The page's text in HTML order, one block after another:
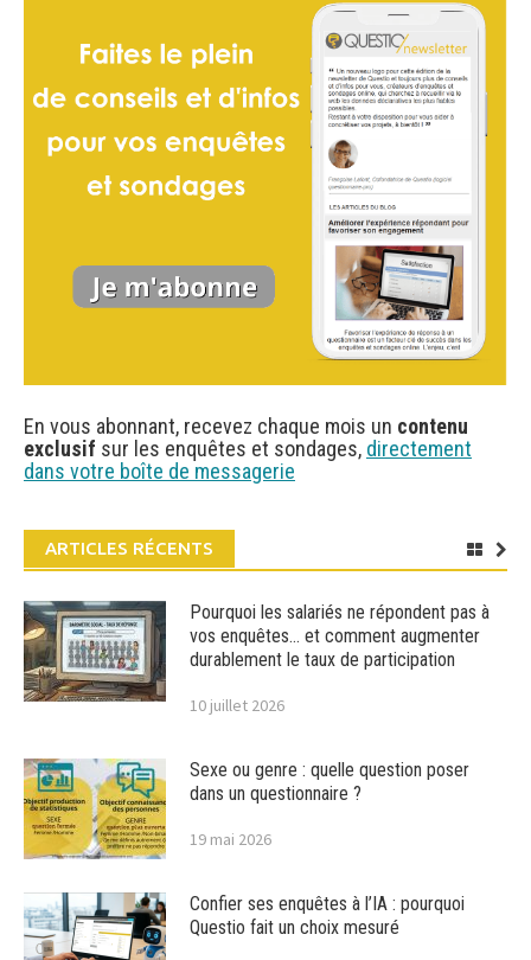
En vous abonnant, recevez chaque mois un contenu
exclusif sur les enquêtes et sondages, directement
dans votre boîte de messagerie
ARTICLES RÉCENTS
Pourquoi les salariés ne répondent pas à
vos enquêtes… et comment augmenter
durablement le taux de participation
10 juillet 2026
Sexe ou genre : quelle question poser
dans un questionnaire ?
19 mai 2026
Confier ses enquêtes à l’IA : pourquoi
Questio fait un choix mesuré